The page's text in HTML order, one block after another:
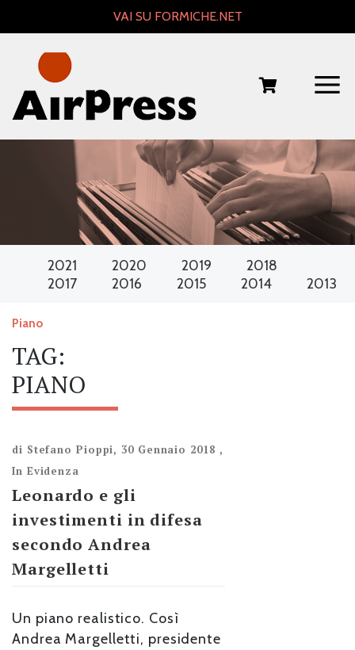
VAI SU FORMICHE.NET
2021 2020 2019
2018
2017
2016 2015 2014 2013
Piano
TAG:
PIANO
di Stefano Pioppi, 30 Gennaio 2018 ,
In Evidenza
Leonardo e gli
investimenti in difesa
secondo Andrea
Margelletti
Un piano realistico. Così
Andrea Margelletti, presidente